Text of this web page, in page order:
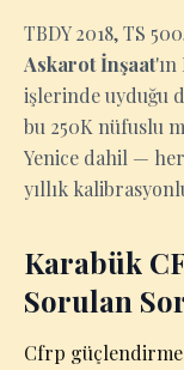
TBDY 2018, TS
Askarot İnşaat
işlerinde uyduğu
bu 250K nüfuslu
Yenice dahil —
yıllık
Karabük
Sorulan
Cfrp